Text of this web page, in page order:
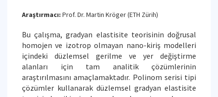
Araştırmacı: Prof. Dr. Martin Kröger (ETH Zürih)
Bu çalışma, gradyan elastisite teorisinin doğrusal
homojen ve izotrop olmayan nano-kiriş modelleri
içindeki düzlemsel gerilme ve yer değiştirme
alanları için tam analitik çözümlerinin
araştırılmasını amaçlamaktadır. Polinom serisi tipi
çözümler kullanarak düzlemsel gradyan elastisite